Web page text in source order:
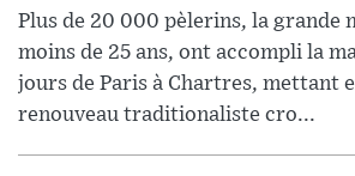
Plus de 20 000 pèlerins, la grande
moins de 25 ans, ont accompli la
jours de Paris à Chartres, mettant
renouveau traditionaliste cro...